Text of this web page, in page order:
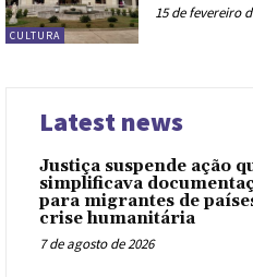
CULTURA
15 de fevereiro
Latest news
Justiça suspende ação
simplificava
para migrantes de
crise humanitária
7 de agosto de 2026